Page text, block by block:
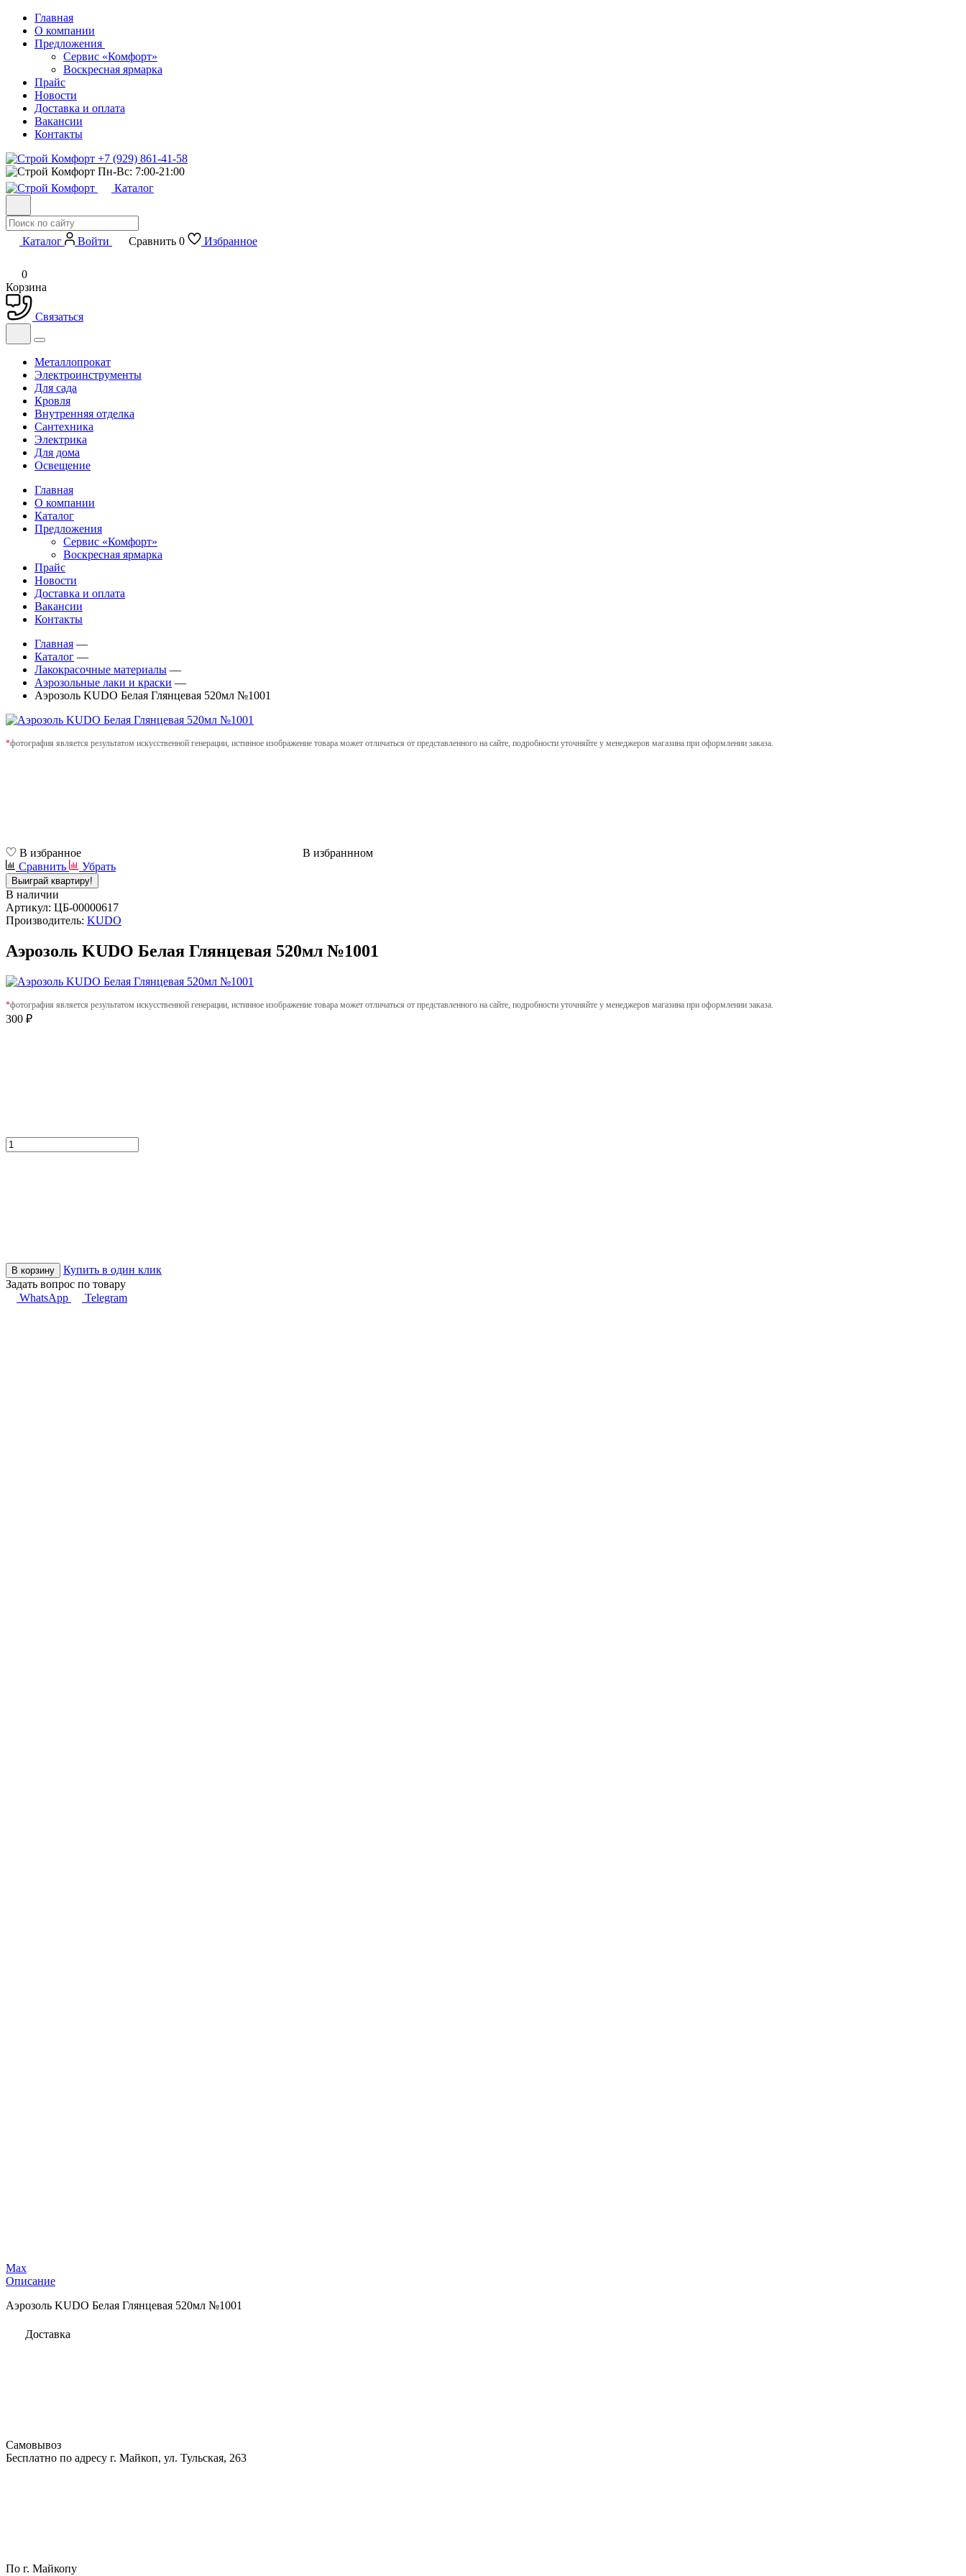
Главная
О компании
Предложения
Сервис «Комфорт»
Воскресная ярмарка
Прайс
Новости
Доставка и оплата
Вакансии
Контакты
+7 (929) 861-41-58
Пн-Вс: 7:00-21:00
Каталог
Каталог Войти Сравнить 0 Избранное
0
Корзина
Связаться
Металлопрокат
Электроинструменты
Для сада
Кровля
Внутренняя отделка
Сантехника
Электрика
Для дома
Освещение
Главная
О компании
Каталог
Предложения
Сервис «Комфорт»
Воскресная ярмарка
Прайс
Новости
Доставка и оплата
Вакансии
Контакты
Главная —
Каталог —
Лакокрасочные материалы —
Аэрозольные лаки и краски —
Аэрозоль KUDO Белая Глянцевая 520мл №1001
*фотография является результатом искусственной генерации, истинное изображение товара может отличаться от представленного на сайте, подробности уточняйте у менеджеров магазина при оформлении заказа.
В избранное
В избраннном
Сравнить
Убрать
Выиграй квартиру!
В наличии
Артикул: ЦБ-00000617
Производитель: KUDO
Аэрозоль KUDO Белая Глянцевая 520мл №1001
*фотография является результатом искусственной генерации, истинное изображение товара может отличаться от представленного на сайте, подробности уточняйте у менеджеров магазина при оформлении заказа.
300 ₽
В корзину
Купить в один клик
Задать вопрос по товару
WhatsApp
Telegram
Max
Описание
Аэрозоль KUDO Белая Глянцевая 520мл №1001
Доставка
Самовывоз
Бесплатно по адресу г. Майкоп, ул. Тульская, 263
По г. Майкопу